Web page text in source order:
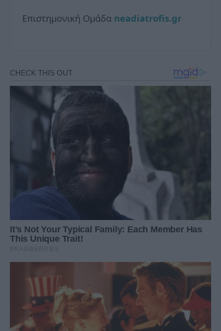
Επιστημονική Ομάδα neadiatrofis.gr